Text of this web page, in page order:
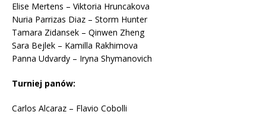
Elise Mertens – Viktoria Hruncakova
Nuria Parrizas Diaz – Storm Hunter
Tamara Zidansek – Qinwen Zheng
Sara Bejlek – Kamilla Rakhimova
Panna Udvardy – Iryna Shymanovich
Turniej panów:
Carlos Alcaraz – Flavio Cobolli